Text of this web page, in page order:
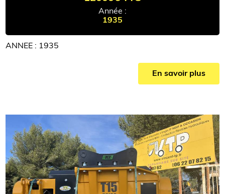
Année :
1935
ANNEE : 1935
En savoir plus